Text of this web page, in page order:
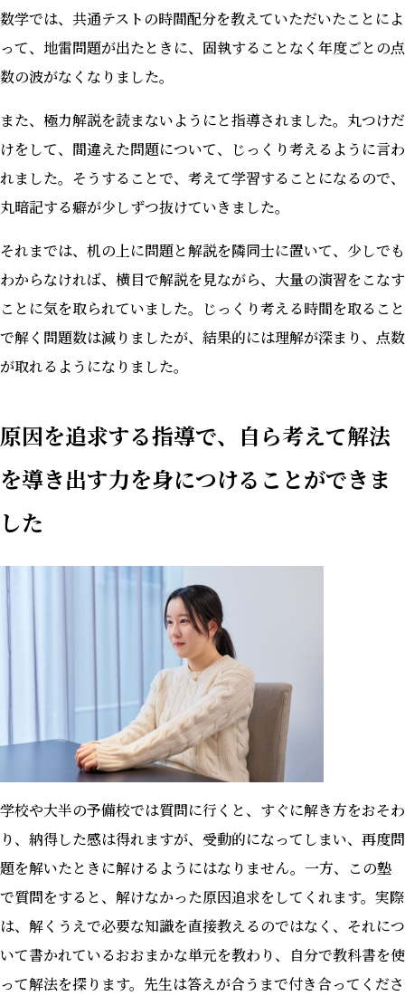
数学では、共通テストの時間配分を教えていただいたことによ
って、地雷問題が出たときに、固執することなく年度ごとの点
数の波がなくなりました。
また、極力解説を読まないようにと指導されました。丸つけだ
けをして、間違えた問題について、じっくり考えるように言わ
れました。そうすることで、考えて学習することになるので、
丸暗記する癖が少しずつ抜けていきました。
それまでは、机の上に問題と解説を隣同士に置いて、少しでも
わからなければ、横目で解説を見ながら、大量の演習をこなす
ことに気を取られていました。じっくり考える時間を取ること
で解く問題数は減りましたが、結果的には理解が深まり、点数
が取れるようになりました。
原因を追求する指導で、自ら考えて解法
を導き出す力を身につけることができま
した
学校や大半の予備校では質問に行くと、すぐに解き方をおそわ
り、納得した感は得れますが、受動的になってしまい、再度問
題を解いたときに解けるようにはなりません。一方、この塾
で質問をすると、解けなかった原因追求をしてくれます。実際
は、解くうえで必要な知識を直接教えるのではなく、それにつ
いて書かれているおおまかな単元を教わり、自分で教科書を使
って解法を探ります。先生は答えが合うまで付き合ってくださ